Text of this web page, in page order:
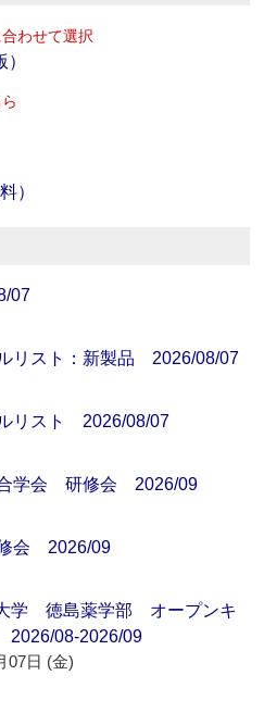
わせて選択
）
07
リスト：新製品 2026/08/07
リスト 2026/08/07
合学会 研修会 2026/09
会 2026/09
学 徳島薬学部 オープンキ
08-2026/09
07日 (金)